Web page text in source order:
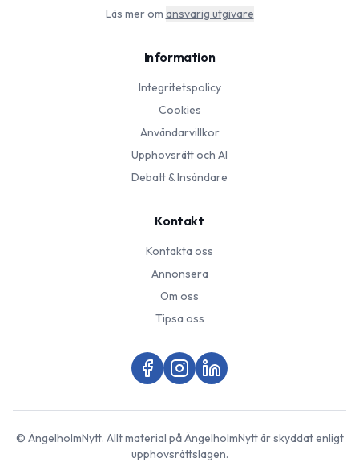
Läs mer om ansvarig utgivare
Information
Integritetspolicy
Cookies
Användarvillkor
Upphovsrätt och AI
Debatt & Insändare
Kontakt
Kontakta oss
Annonsera
Om oss
Tipsa oss
© ÄngelholmNytt. Allt material påÄngelholmNyttär skyddat enligt
upphovsrättslagen.